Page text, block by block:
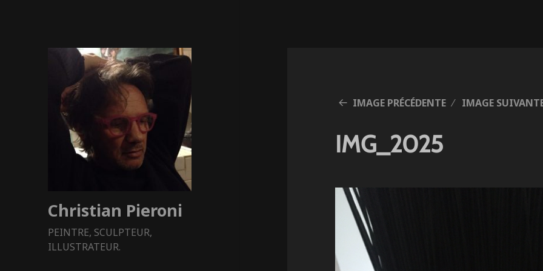
Christian Pieroni
PEINTRE, SCULPTEUR,
ILLUSTRATEUR.
IMAGE PRÉCÉDENTE IMAGE
IMG_2025